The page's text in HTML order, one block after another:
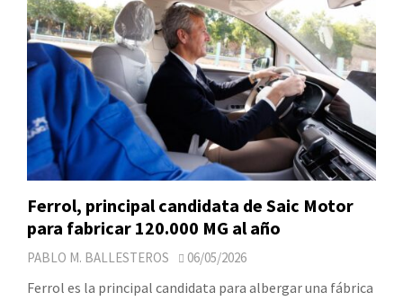
Ferrol, principal candidata de Saic Motor
para fabricar 120.000 MG al año
PABLO M. BALLESTEROS 06/05/2026
Ferrol es la principal candidata para albergar una fábrica